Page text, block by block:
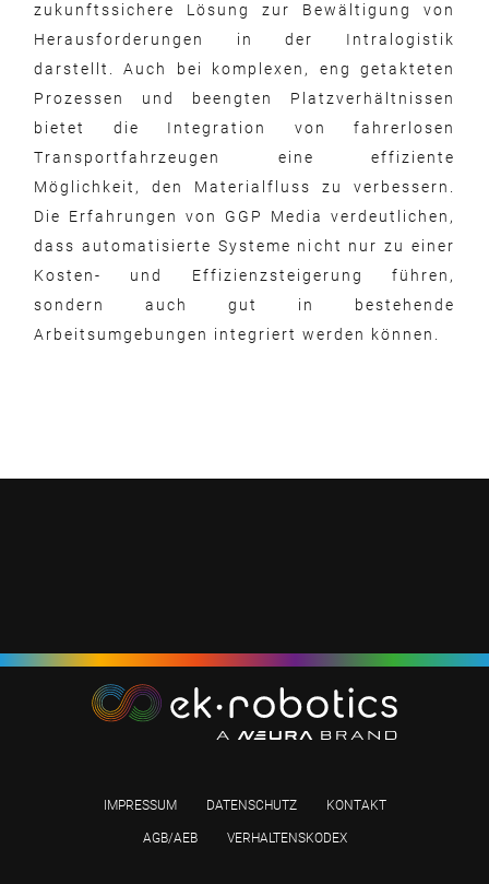
zukunftssichere Lösung zur Bewältigung von
Herausforderungen in der Intralogistik
darstellt. Auch bei komplexen, eng getakteten
Prozessen und beengten Platzverhältnissen
bietet die Integration von fahrerlosen
Transportfahrzeugen eine effiziente
Möglichkeit, den Materialfluss zu verbessern.
Die Erfahrungen von GGP Media verdeutlichen,
dass automatisierte Systeme nicht nur zu einer
Kosten- und Effizienzsteigerung führen,
sondern auch gut in bestehende
Arbeitsumgebungen integriert werden können.
IMPRESSUM DATENSCHUTZ KONTAKT
AGB/AEB VERHALTENSKODEX